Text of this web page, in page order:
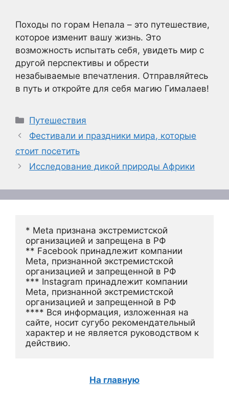
Походы по горам Непала – это путешествие,
которое изменит вашу жизнь. Это
возможность испытать себя, увидеть мир с
другой перспективы и обрести
незабываемые впечатления. Отправляйтесь
в путь и откройте для себя магию Гималаев!
Рубрики
Путешествия
Фестивали и праздники мира, которые
стоит посетить
Исследование дикой природы Африки
* Meta признана экстремистской
организацией и запрещена в РФ
** Facebook принадлежит компании
Meta, признанной экстремистской
организацией и запрещенной в РФ
*** Instagram принадлежит компании
Meta, признанной экстремистской
организацией и запрещенной в РФ
**** Вся информация, изложенная на
сайте, носит сугубо рекомендательный
характер и не является руководством к
действию.
На главную